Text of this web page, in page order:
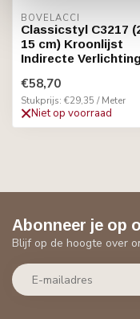
BOVELACCI
Classicstyl C3217
15 cm) Kroonlijst
Indirecte Verlichting
€58,70
Stukprijs: €29,35 / Meter
Niet op voorraad
Abonneer je op
Blijf op de hoogte over